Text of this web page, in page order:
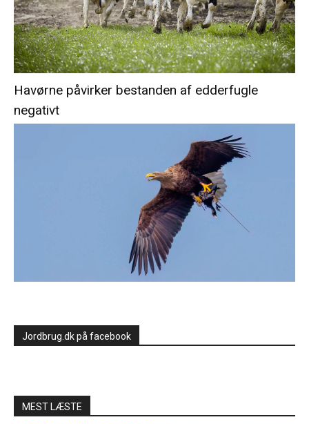
Havørne påvirker bestanden af edderfugle
negativt
Jordbrug.dk på facebook
MEST LÆSTE